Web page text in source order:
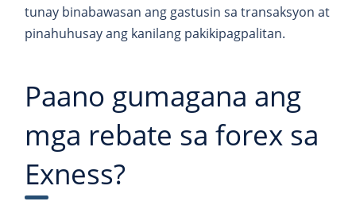
tunay binabawasan ang gastusin sa transaksyon at
pinahuhusay ang kanilang pakikipagpalitan.
Paano gumagana ang
mga rebate sa forex sa
Exness?